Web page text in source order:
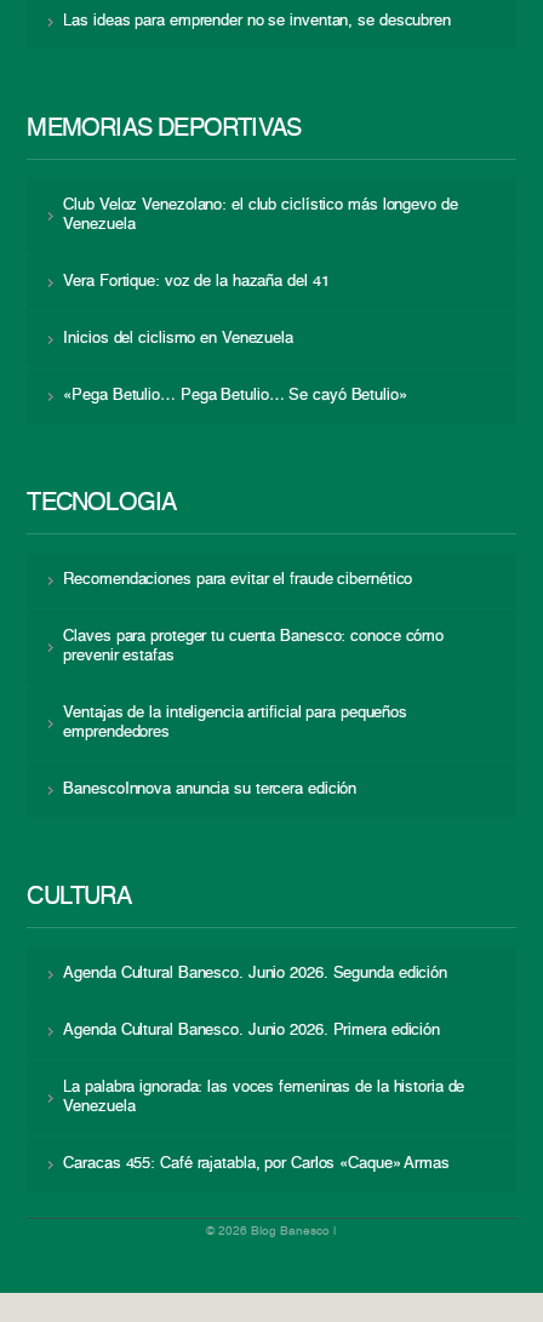
Las ideas para emprender no se inventan, se descubren
MEMORIAS DEPORTIVAS
Club Veloz Venezolano: el club ciclístico más longevo de
Venezuela
Vera Fortique: voz de la hazaña del 41
Inicios del ciclismo en Venezuela
«Pega Betulio… Pega Betulio… Se cayó Betulio»
TECNOLOGÍA
Recomendaciones para evitar el fraude cibernético
Claves para proteger tu cuenta Banesco: conoce cómo
prevenir estafas
Ventajas de la inteligencia artificial para pequeños
emprendedores
BanescoInnova anuncia su tercera edición
CULTURA
Agenda Cultural Banesco. Junio 2026. Segunda edición
Agenda Cultural Banesco. Junio 2026. Primera edición
La palabra ignorada: las voces femeninas de la historia de
Venezuela
Caracas 455: Café rajatabla, por Carlos «Caque» Armas
© 2026 Blog Banesco |